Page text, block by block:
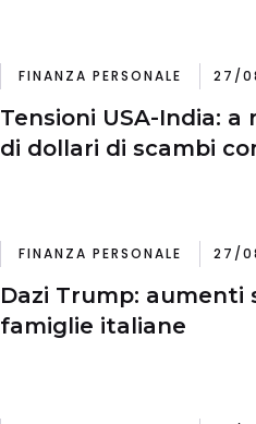
FINANZA PERSONALE 27/
Tensioni USA-India: a
di dollari di scambi
FINANZA PERSONALE 27/
Dazi Trump: aumenti
famiglie italiane